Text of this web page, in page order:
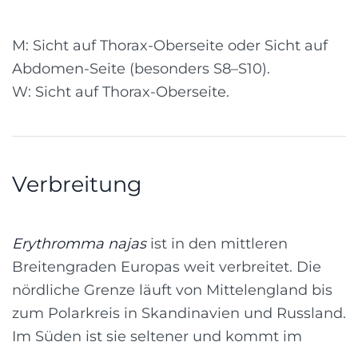
M: Sicht auf Thorax-Oberseite oder Sicht auf
Abdomen-Seite (besonders S8–S10).
W: Sicht auf Thorax-Oberseite.
Verbreitung
Erythromma najasist in den mittleren
Breitengraden Europas weit verbreitet. Die
nördliche Grenze läuft von Mittelengland bis
zum Polarkreis in Skandinavien und Russland.
Im Süden ist sie seltener und kommt im